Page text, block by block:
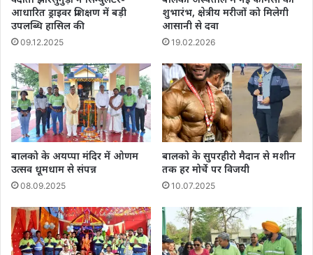
आधारित ड्राइवर प्रशिक्षण में बड़ी
उपलब्धि हासिल की
09.12.2025
शुभारंभ, क्षेत्रीय मरीजों को मिलेगी
आसानी से दवा
19.02.2026
बालको के अयप्पा मंदिर में ओणम
उत्सव धूमधाम से संपन्न
08.09.2025
बालको के सुपरहीरो मैदान से मशीन
तक हर मोर्चे पर विजयी
10.07.2025